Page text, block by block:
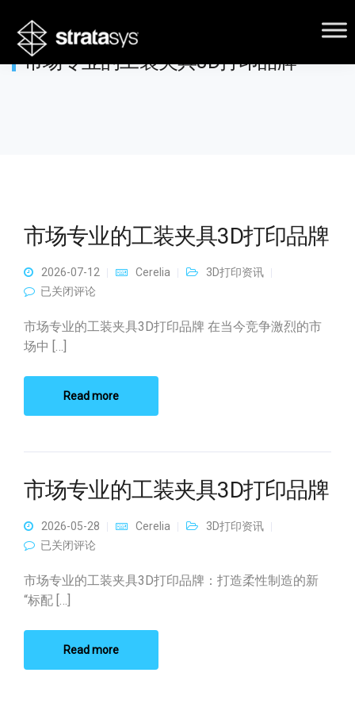
市场专业的工装夹具3D打印品牌
市场专业的工装夹具3D打印品牌
2026-07-12 Cerelia
3D打印资讯
市场专业的工装夹具3D打印品牌
已关闭评论
市场专业的工装夹具3D打印品牌 在当今竞争激烈的市
场中 […]
Read more
市场专业的工装夹具3D打印品牌
2026-05-28 Cerelia
3D打印资讯
市场专业的工装夹具3D打印品牌
已关闭评论
市场专业的工装夹具3D打印品牌：打造柔性制造的新
“标配 […]
Read more